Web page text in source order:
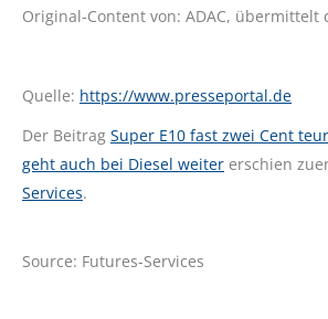
Original-Content von: ADAC, übermittelt
Quelle: https://www.presseportal.de
Der Beitrag Super E10 fast zwei Cent
geht auch bei Diesel weiter erschien
Services.
Source: Futures-Services